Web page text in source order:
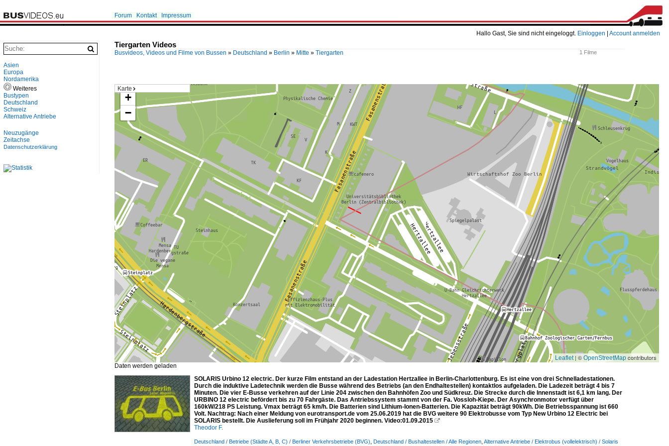
Hallo Gast, Sie sind nicht eingeloggt. Einloggen Account anmelden
Forum Kontakt Impressum
Tiergarten Videos
1 Filme
Busvideos, Videos und Filme von Bussen » Deutschland » Berlin » Mitte » Tiergarten
Karte
+
−
Leaflet| © OpenStreetMap contributors
Daten werden geladen
SOLARIS Urbino 12 electric. Der kurze Film entstand an der Ladestation Hertzallee in Berlin-Charlottenburg. Es ist eine von drei Schnelladestationen.
Durch die induktive Ladetechnik werden die Busse während des Betriebs (an den Endhaltestellen) kontaktlos aufgeladen. Die Ladezeit beträgt 4 bis 7
Minuten. Die vier E-Busse verkehren auf der Linie 204 zwischen den Bahnhöfen Zoo und Südkreuz. Die Strecke durch die Innenstadt ist 6,1 km lang. Der
URBINO 12 electric befördert bis zu 70 Fahrgäste. Das Antriebssystem stammt von der Fa. Vossloh-Kiepe. Der Asynchronmotor verfügt über
160kW/218 PS Leistung. Vmax beträgt 65 km/h. Die Batterien sind Lithium-Ionen-Batterien. Die Kapazität beträgt 90kWh. Die Betriebsspannung ist 660
Volt. Nachtrag: Nach einer Meldung von eurotransport.de vom 25.06.2019 hat die BVG weitere 90 Elektrobusse vom Typ New Urbino 12 Electric bei
SOLARIS bestellt. Die Auslieferung soll im Frühjahr 2020 beginnen. Video:01.09.2015 
Theodor F.
Deutschland / Betriebe (Städte A, B, C) / Berliner Verkehrsbetriebe (BVG) Deutschland / Bushaltestellen / Alle Regionen Alternative Antriebe / Elektrobus (vollelektrisch) / Solaris
Asien
Europa
Nordamerika
Weiteres
Bustypen
Deutschland
Schweiz
Alternative Antriebe
Neuzugänge
Zeitachse
Datenschutzerklärung